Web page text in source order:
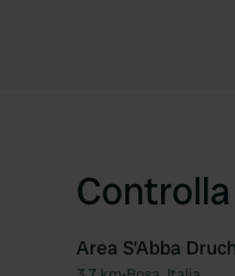
Area S'Abba